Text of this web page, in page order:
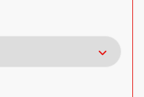
Americké vozy